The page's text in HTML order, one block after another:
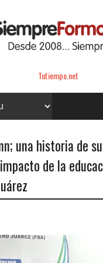
Tutiempo.net
una historia de
de la